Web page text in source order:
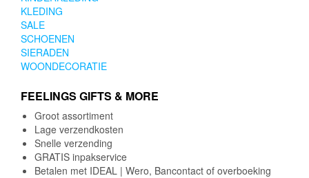
KLEDING
SALE
SCHOENEN
SIERADEN
WOONDECORATIE
FEELINGS GIFTS & MORE
Groot assortiment
Lage verzendkosten
Snelle verzending
GRATIS inpakservice
Betalen met IDEAL | Wero, Bancontact of overboeking